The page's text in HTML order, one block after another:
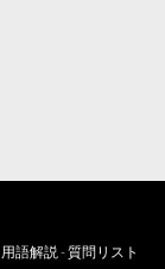
用語解説-質問リスト